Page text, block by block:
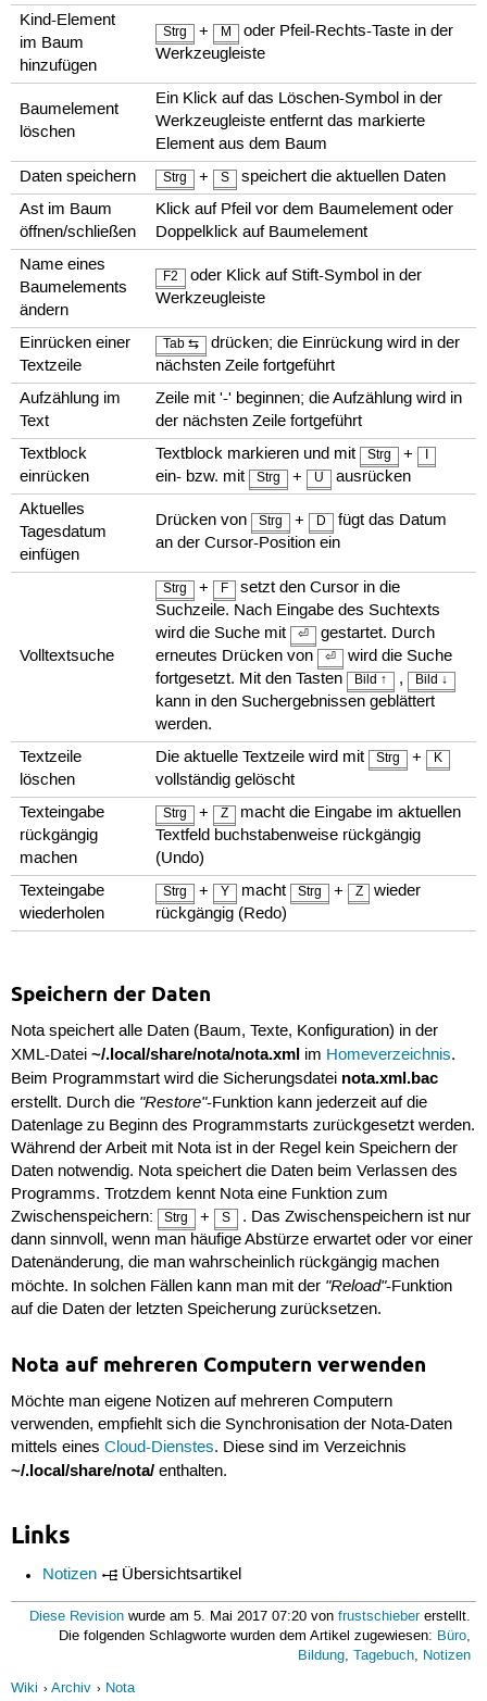
Kind-Element
im Baum
hinzufügen
Strg + M
oder Pfeil-Rechts-Taste in der
Werkzeugleiste
Baumelement
löschen
Ein Klick auf das Löschen-Symbol in der
Werkzeugleiste entfernt das markierte
Element aus dem Baum
Daten speichern
Strg + S
speichert die aktuellen Daten
Ast im Baum
öffnen/schließen
Klick auf Pfeil vor dem Baumelement oder
Doppelklick auf Baumelement
Name eines
Baumelements
ändern
F2
oder Klick auf Stift-Symbol in der
Werkzeugleiste
Einrücken einer
Textzeile
Tab ⇆
drücken; die Einrückung wird in der
nächsten Zeile fortgeführt
Aufzählung im
Text
Zeile mit '-' beginnen; die Aufzählung wird in
der nächsten Zeile fortgeführt
Textblock
einrücken
Textblock markieren und mit Strg + I
ein- bzw. mit Strg + U
ausrücken
Aktuelles
Tagesdatum
einfügen
Drücken von Strg + D
fügt das Datum
an der Cursor-Position ein
Volltextsuche
Strg + F
setzt den Cursor in die
Suchzeile. Nach Eingabe des Suchtexts
wird die Suche mit
⏎
gestartet. Durch
erneutes Drücken von
⏎
wird die Suche
fortgesetzt. Mit den Tasten
Bild ↑ , Bild ↓
kann in den Suchergebnissen geblättert
werden.
Textzeile
löschen
Die aktuelle Textzeile wird mit Strg + K
vollständig gelöscht
Texteingabe
rückgängig
machen
Strg + Z
macht die Eingabe im aktuellen
Textfeld buchstabenweise rückgängig
(Undo)
Texteingabe
wiederholen
Strg + Y macht Strg + Z
wieder
rückgängig (Redo)
Speichern der Daten
Nota speichert alle Daten (Baum, Texte, Konfiguration) in der
XML-Datei ~/.local/share/nota/nota.xmlim Homeverzeichnis.
Beim Programmstart wird die Sicherungsdatei nota.xml.bac
erstellt. Durch die "Restore"-Funktion kann jederzeit auf die
Datenlage zu Beginn des Programmstarts zurückgesetzt werden.
Während der Arbeit mit Nota ist in der Regel kein Speichern der
Daten notwendig. Nota speichert die Daten beim Verlassen des
Programms. Trotzdem kennt Nota eine Funktion zum
Zwischenspeichern:
Strg + S
. Das Zwischenspeichern ist nur
dann sinnvoll, wenn man häufige Abstürze erwartet oder vor einer
Datenänderung, die man wahrscheinlich rückgängig machen
möchte. In solchen Fällen kann man mit der "Reload"-Funktion
auf die Daten der letzten Speicherung zurücksetzen.
Nota auf mehreren Computern verwenden
Möchte man eigene Notizen auf mehreren Computern
verwenden, empfiehlt sich die Synchronisation der Nota-Daten
mittels eines Cloud-Dienstes. Diese sind im Verzeichnis
~/.local/share/nota/enthalten.
Links
Notizen Übersichtsartikel
Diese Revision wurde am 5. Mai 2017 07:20 vonfrustschiebererstellt.
Die folgenden Schlagworte wurden dem Artikel zugewiesen: Büro,
Bildung,Tagebuch, Notizen
Wiki
Archiv Nota